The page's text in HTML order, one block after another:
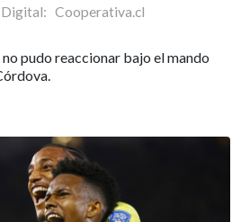
Cooperativa.cl
pudo reaccionar bajo el mando